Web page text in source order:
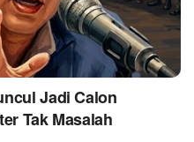
Jadi Calon
Tak Masalah